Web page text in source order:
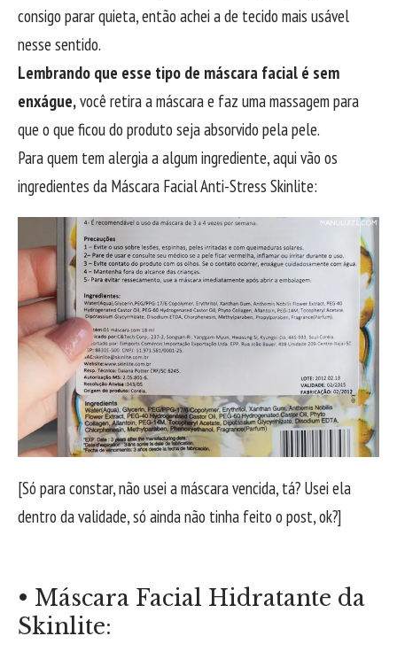
consigo parar quieta, então achei a de tecido mais usável
nesse sentido.
Lembrando que esse tipo de máscara facial é sem
enxágue,você retira a máscara e faz uma massagem para
que o que ficou do produto seja absorvido pela pele.
Para quem tem alergia a algum ingrediente, aqui vão os
ingredientes da Máscara Facial Anti-Stress Skinlite:
[Só para constar, não usei a máscara vencida, tá? Usei ela
dentro da validade, só ainda não tinha feito o post, ok?]
• Máscara Facial Hidratante da
Skinlite: